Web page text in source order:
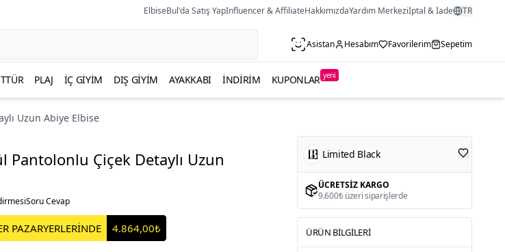
ElbiseBul'da Satış YapInfluencer & AffiliateHakkımızdaYardım Merkeziİptal & İade TR
Asistan Hesabım Favorilerim Sepetim
PLAJ İÇ GIYIM DIŞ GIYIM AYAKKABI İNDIRIM KUPONLAR yeni
Uzun Abiye Elbise
Pantolonlu Çiçek Detaylı Uzun
Soru Cevap
PAZARYERLERİNDE 4.864,00₺
Limited Black
ÜCRETSIZ KARGO
9.600₺ üzeri siparişlerde
ÜRÜN BILGILERI